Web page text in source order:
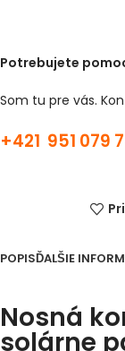
Potrebujete
Som tu pre vás.
+421 951 079
POPISĎALŠIE
Nosná
solárne